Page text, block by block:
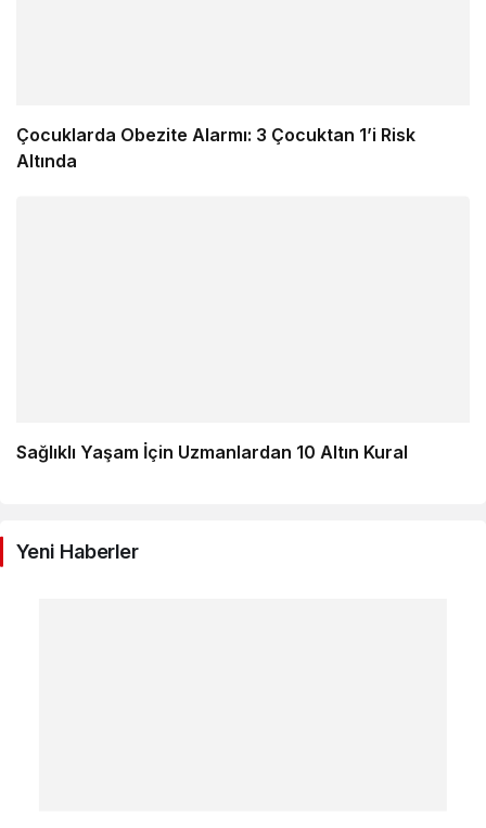
Çocuklarda Obezite Alarmı: 3 Çocuktan 1’i Risk
Altında
Sağlıklı Yaşam İçin Uzmanlardan 10 Altın Kural
Yeni Haberler